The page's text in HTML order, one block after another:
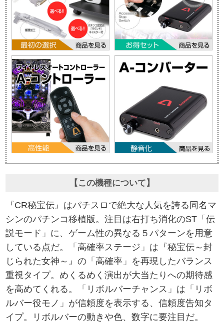
【この機種について】
『CR秘宝伝』はパチスロで絶大な人気を誇る同名マ
シンのパチンコ移植版。注目は右打ち消化のST「伝
説モード」に、ゲーム性の異なる５パターンを用意
している点だ。「高確率ステージ」は『秘宝伝～封
じられた女神～』の「高確率」を再現したバランス
重視タイプ。めくるめく演出が大当たりへの期待感
を高めてくれる。「リボルバーチャンス」は「リボ
ルバー役モノ」が信頼度を表示する、信頼度告知タ
イプ。リボルバーの動きや色、数字に要注目だ。